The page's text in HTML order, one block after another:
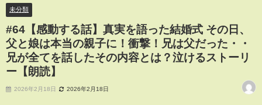
未分類
#64【感動する話】真実を語った結婚式 その日、
父と娘は本当の親子に！衝撃！兄は父だった・・
兄が全てを話したその内容とは？泣けるストーリ
ー【朗読】
2026年2月18日 2026年2月18日